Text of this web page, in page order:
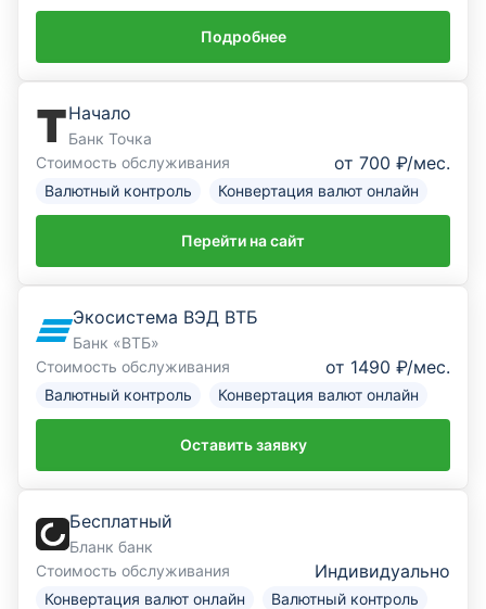
Факторинг
Проверка контрагента
Доставка
Онлайн-заявка на РКО
Онлайн-заявка на кредит для бизнеса
Онлайн-заявка на лизинг
Заявка на банковскую гарантию
Статьи о бизнесе
Каталог банков
Рейтинг банков
Подробнее
Начало
Банк Точка
Стоимость обслуживания
от 700 ₽/мес.
Валютный контроль Конвертация валют онлайн
Перейти на сайт
Экосистема ВЭД ВТБ
Банк «ВТБ»
Стоимость обслуживания
от 1490 ₽/мес.
Валютный контроль Конвертация валют онлайн
Оставить заявку
Бесплатный
Бланк банк
Стоимость обслуживания
Индивидуально
Конвертация валют онлайн Валютный контроль